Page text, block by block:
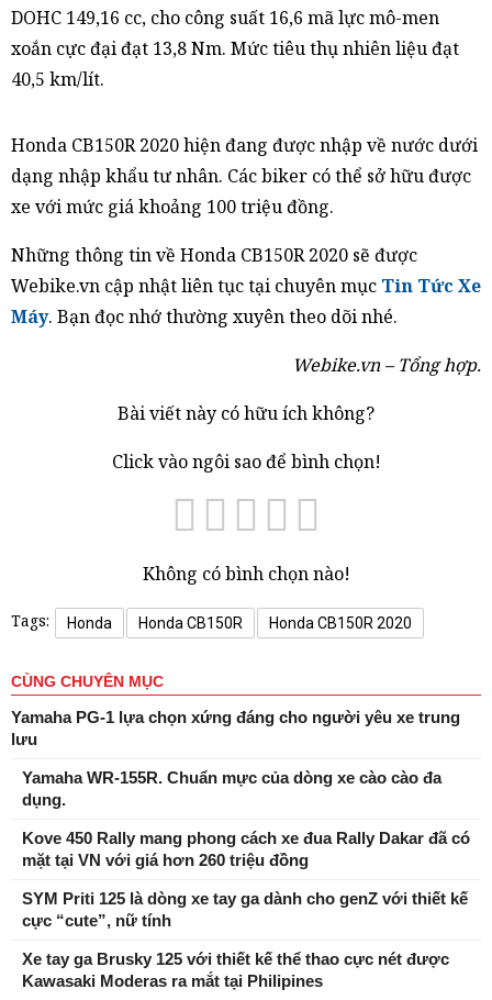
DOHC 149,16 cc, cho công suất 16,6 mã lực mô-men
xoắn cực đại đạt 13,8 Nm. Mức tiêu thụ nhiên liệu đạt
40,5 km/lít.
Honda CB150R 2020 hiện đang được nhập về nước dưới
dạng nhập khẩu tư nhân. Các biker có thể sở hữu được
xe với mức giá khoảng 100 triệu đồng.
Những thông tin về Honda CB150R 2020 sẽ được
Webike.vn cập nhật liên tục tại chuyên mục Tin Tức Xe
Máy. Bạn đọc nhớ thường xuyên theo dõi nhé.
Webike.vn – Tổng hợp.
Bài viết này có hữu ích không?
Click vào ngôi sao để bình chọn!
Không có bình chọn nào!
Tags: Honda Honda CB150R Honda CB150R 2020
CÙNG CHUYÊN MỤC
Yamaha PG-1 lựa chọn xứng đáng cho người yêu xe trung
lưu
Yamaha WR-155R. Chuẩn mực của dòng xe cào cào đa
dụng.
Kove 450 Rally mang phong cách xe đua Rally Dakar đã có
mặt tại VN với giá hơn 260 triệu đồng
SYM Priti 125 là dòng xe tay ga dành cho genZ với thiết kế
cực “cute”, nữ tính
Xe tay ga Brusky 125 với thiết kế thể thao cực nét được
Kawasaki Moderas ra mắt tại Philipines